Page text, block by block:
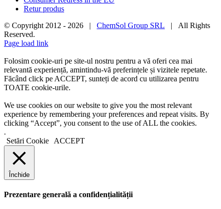
Retur produs
© Copyright 2012 - 2026 | ChemSol Group SRL | All Rights
Reserved.
Page load link
Folosim cookie-uri pe site-ul nostru pentru a vă oferi cea mai
relevantă experiență, amintindu-vă preferințele și vizitele repetate.
Făcând click pe ACCEPT, sunteți de acord cu utilizarea pentru
TOATE cookie-urile.
We use cookies on our website to give you the most relevant
experience by remembering your preferences and repeat visits. By
clicking “Accept”, you consent to the use of ALL the cookies.
.
Setări Cookie
ACCEPT
Închide
Prezentare generală a confidențialității